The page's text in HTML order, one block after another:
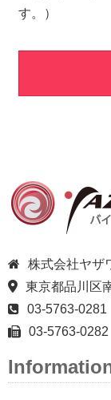
す。）
株式会社ヤザ
東京都品川区
03-5763-0281
03-5763-0282